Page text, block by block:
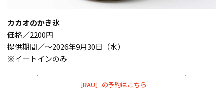
カカオのかき氷
価格／2200円
提供期間／〜2026年9月30日（水）
※イートインのみ
［RAU］の予約はこちら